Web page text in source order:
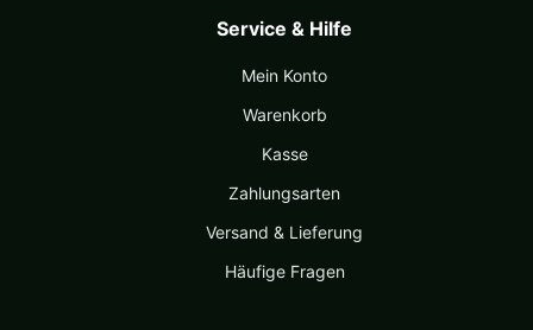
Service & Hilfe
Mein Konto
Warenkorb
Kasse
Zahlungsarten
Versand & Lieferung
Häufige Fragen